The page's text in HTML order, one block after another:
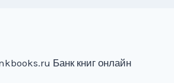
Банк книг онлайн